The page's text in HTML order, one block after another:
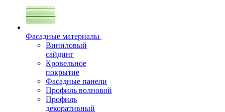
Фасадные материалы
Виниловый
сайдинг
Кровельное
покрытие
Фасадные панели
Профиль волновой
Профиль
декоративный